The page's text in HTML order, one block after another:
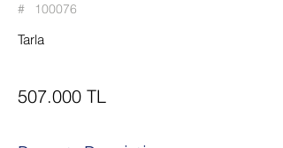
# 100076
Tarla
507.000 TL